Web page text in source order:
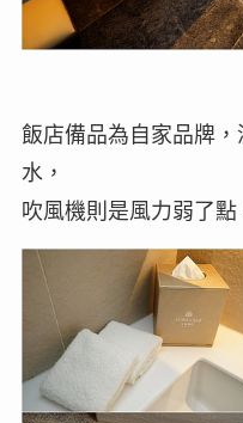
飯店備品為自家品牌
水，
吹風機則是風力弱了點